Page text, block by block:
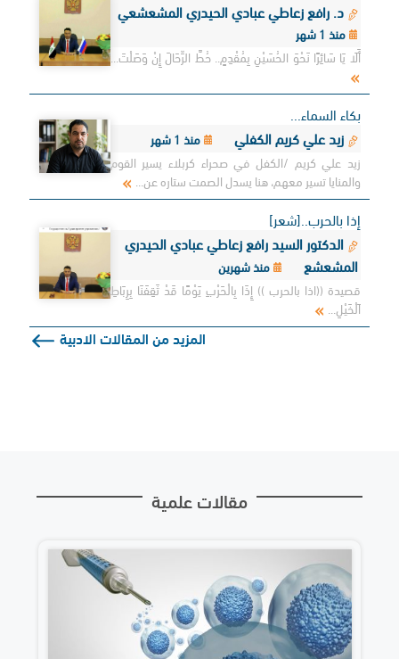
د. رافع زعاطي عبادي الحيدري المشعشعي
منذ 1 شهر
أَلَا يَا سَائِرًا نَحْوَ الحُسَيْنِ بِمُقْدِمٍ.. حُطَّ الرِّحَالَ إِنْ وَصَلْتَ...
بكاء السماء...
زيد علي كريم الكفلي
منذ 1 شهر
زيد علي كريم /الكفل في صحراء كربلاء يسير القوم
والمنايا تسير معهم، هنا يسدل الصمت ستاره عن...
إذا بالحرب..[شعر]
الدكتور السيد رافع زعاطي عبادي الحيدري
المشعشع
منذ شهرين
قصيدة ((اذا بالحرب )) إِذَا بِالْحَرْبِ يَوْمًا قَدْ ثَقِفَنَا بِرِبَاطِ
اَلْخَيْلِ...
المزيد من المقالات الادبية
مقالات علمية